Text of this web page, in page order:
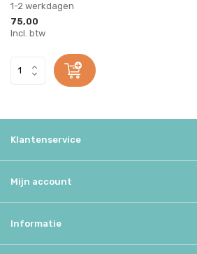
1-2 werkdagen
75,00
Incl. btw
Klantenservice
Mijn account
Informatie